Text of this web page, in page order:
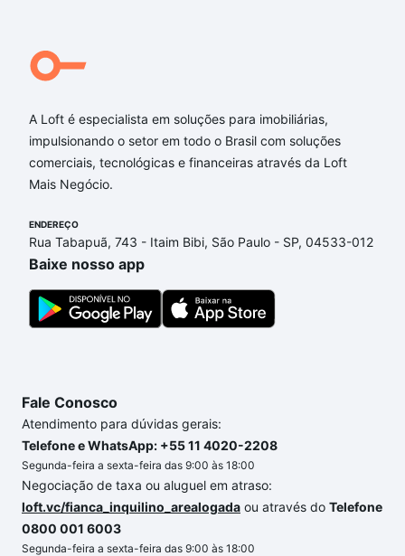
Qual o preço de Apartamentos com 3 banheiros à
venda em Vila Gomes, Sorocaba, SP?
Aqui na Loft temos a oferta ideal para você, com
Apartamentos com 3 banheiros à venda em Vila
Gomes, Sorocaba, SP que custam a partir de R$ 0 e
com nossas opções de financiamento imobiliário as
ainda tem alguma dúvida dos custos envolvidos no
processo de compra, veja em nosso portal quanto
custa comprar um apartamento
gente para comprar o imóvel dos seus sonhos com
segurança e conforto. Loft, com você até as
A Loft é especialista em soluções para imobiliárias,
impulsionando o setor em todo o Brasil com soluções
comerciais, tecnológicas e financeiras através da Loft
Mais Negócio.
ENDEREÇO
Rua Tabapuã, 743 - Itaim Bibi, São Paulo - SP, 04533-012
Baixe nosso app
Fale Conosco
Atendimento para dúvidas gerais:
Telefone e WhatsApp: +55 11 4020-2208
Segunda-feira a sexta-feira das 9:00 às 18:00
Negociação de taxa ou aluguel em atraso:
loft.vc/fianca_inquilino_arealogada ou através do Telefone
0800 001 6003
Segunda-feira a sexta-feira das 9:00 às 18:00